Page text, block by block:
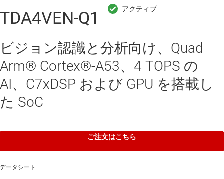
TDA4VEN-Q1
ビジョン認識と分析向け、Quad
Arm® Cortex®-A53、4 TOPS の
AI、C7xDSP および GPU を搭載し
た SoC
ご注文はこちら
データシート